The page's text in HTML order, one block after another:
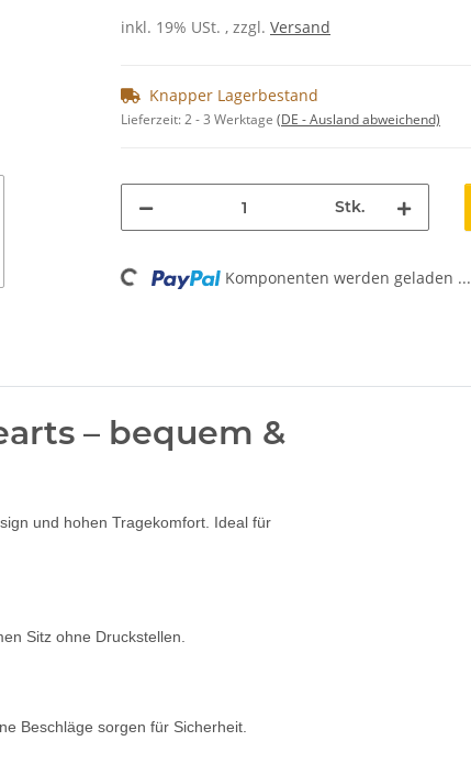
inkl. 19% USt. , zzgl. Versand
Knapper Lagerbestand
Lieferzeit:2 - 3 Werktage (DE - Ausland abweichend)
Stk.
Loading... Komponenten werden geladen ...
– bequem &
und hohen Tragekomfort. Ideal für
Sitz ohne Druckstellen.
Beschläge sorgen für Sicherheit.